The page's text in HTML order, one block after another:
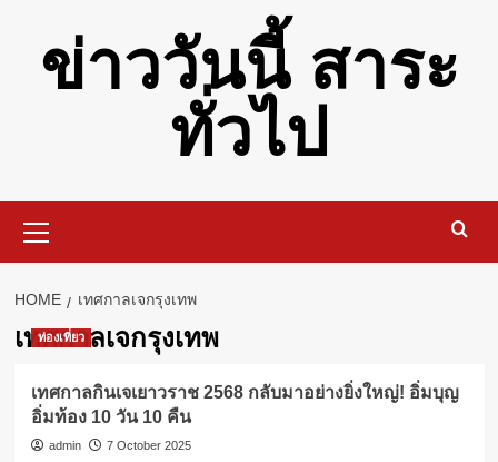
contentข่าววันนี้ สาระ
ทั่วไป
Menu
HOME เทศกาลเจกรุงเทพ
เทศกาลเจกรุงเทพ
ท่องเที่ยว
เทศกาลกินเจเยาวราช 2568 กลับมาอย่างยิ่งใหญ่! อิ่มบุญ
อิ่มท้อง 10 วัน 10 คืน
admin 7 October 2025